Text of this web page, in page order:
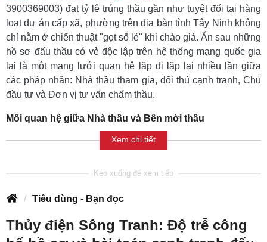
3900369003) đạt tỷ lệ trúng thầu gần như tuyệt đối tại hàng
loạt dự án cấp xã, phường trên địa bàn tỉnh Tây Ninh không
chỉ nằm ở chiến thuật "gọt số lẻ" khi chào giá. Ẩn sau những
hồ sơ đấu thầu có vẻ độc lập trên hệ thống mạng quốc gia
lại là một mạng lưới quan hệ lặp đi lặp lại nhiều lần giữa
các pháp nhân: Nhà thầu tham gia, đối thủ cạnh tranh, Chủ
đầu tư và Đơn vị tư vấn chấm thầu.
Mối quan hệ giữa Nhà thầu và Bên mời thầu
Xem chi tiết
Tiêu dùng - Bạn đọc
Thủy điện Sông Tranh: Độ trễ công